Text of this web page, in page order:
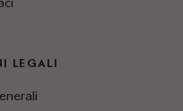
LEGALI